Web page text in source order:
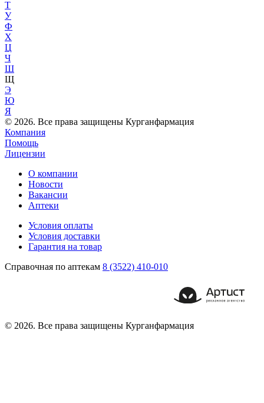
Т
У
Ф
Х
Ц
Ч
Ш
Щ
Э
Ю
Я
© 2026. Все права защищены Курганфармация
Компания
Помощь
Лицензии
О компании
Новости
Вакансии
Аптеки
Условия оплаты
Условия доставки
Гарантия на товар
Справочная по аптекам 8 (3522) 410-010
© 2026. Все права защищены Курганфармация